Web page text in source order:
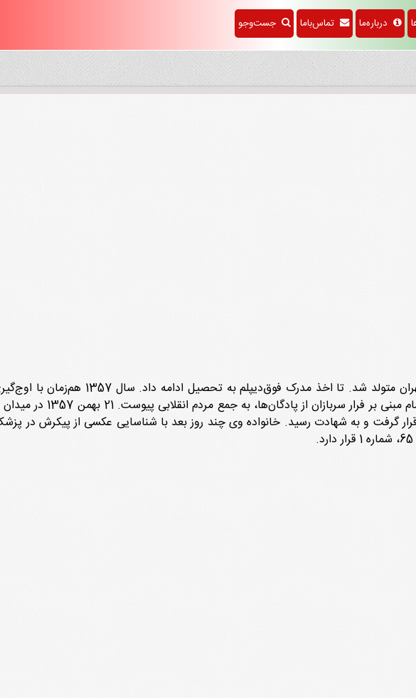
درباره‌ما تماس‌باما جست‌وجو
حسین صمدی فرزند هاشم بیستم مرداد سال 1330 در تهران
امام خمینی، سرباز ارتش پهلوی بود، اما
گرفت و به شهادت رسید. خانواده وی چند روز بعد با شناسایی عکسی از پیکرش در